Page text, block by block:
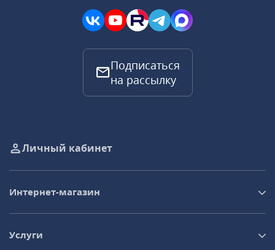
Подписаться
на рассылку
Личный кабинет
Интернет-магазин
Услуги